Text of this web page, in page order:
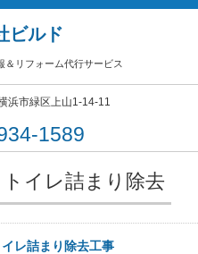
ビルド
＆リフォーム代行サービス
市緑区上山1-14-11
1589
イレ詰まり除去
レ詰まり除去工事